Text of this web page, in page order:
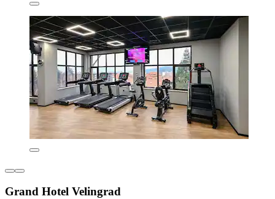
Grand Hotel Velingrad